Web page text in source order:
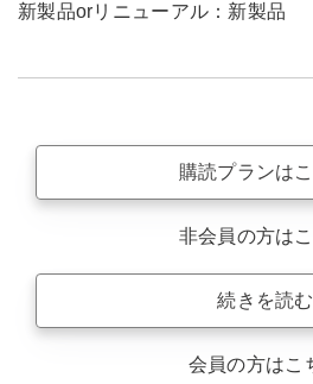
新製品orリニューアル：新製品
購読プランは
非会員の方は
続きを読む
会員の方はこ